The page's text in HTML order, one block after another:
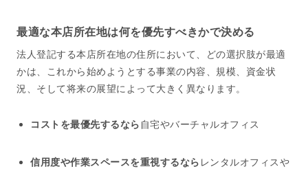
最適な本店所在地は何を優先すべきかで決める
法人登記する本店所在地の住所において、どの選択肢が最適
かは、これから始めようとする事業の内容、規模、資金状
況、そして将来の展望によって大きく異なります。
コストを最優先するなら 自宅やバーチャルオフィス
信用度や作業スペースを重視するなら レンタルオフィスや